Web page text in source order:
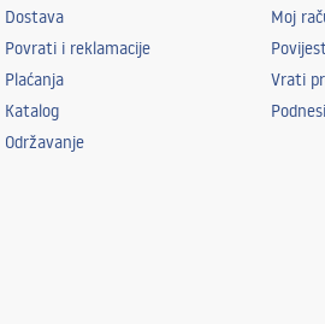
Dostava
Povrati i reklamacije
Plaćanja
Katalog
Održavanje
Moj
Vrati